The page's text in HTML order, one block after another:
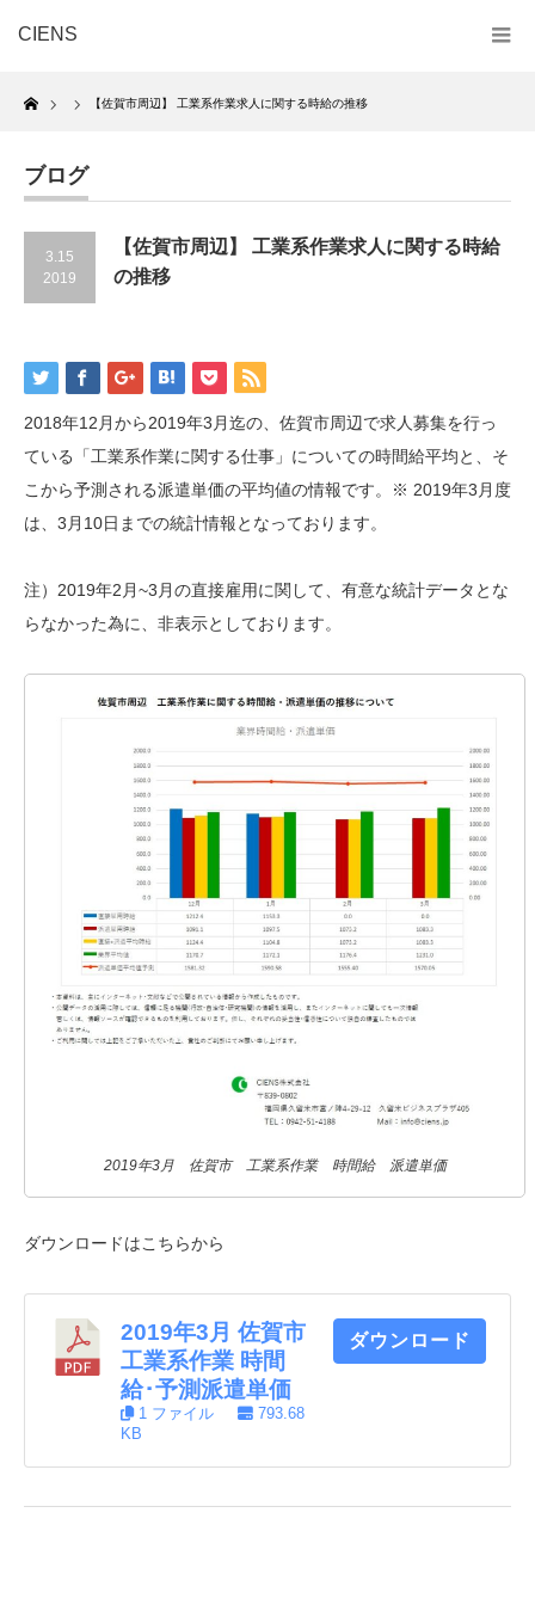
CIENS
Home
【佐賀市周辺】 工業系作業求人に関する時給の推移
ブログ
3.15
2019
【佐賀市周辺】 工業系作業求人に関する時給
の推移
2018年12月から2019年3月迄の、佐賀市周辺で求人募集を行っ
ている「工業系作業に関する仕事」についての時間給平均と、そ
こから予測される派遣単価の平均値の情報です。※ 2019年3月度
は、3月10日までの統計情報となっております。
注）2019年2月~3月の直接雇用に関して、有意な統計データとな
らなかった為に、非表示としております。
2019年3月 佐賀市 工業系作業 時間給 派遣単価
ダウンロードはこちらから
2019年3月 佐賀市
工業系作業 時間
給･予測派遣単価
1 ファイル
793.68
KB
ダウンロード